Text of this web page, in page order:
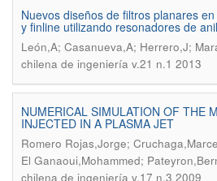
Nuevos diseños de filtros planares
y finline utilizando resonadores de
León,A; Casanueva,A; Herrero,J;
chilena de ingeniería v.21 n.1 2013
NUMERICAL SIMULATION OF THE
INJECTED IN A PLASMA JET
Romero Rojas,Jorge;
El Ganaoui,Mohammed;
chilena de ingeniería v.17 n.3 2009